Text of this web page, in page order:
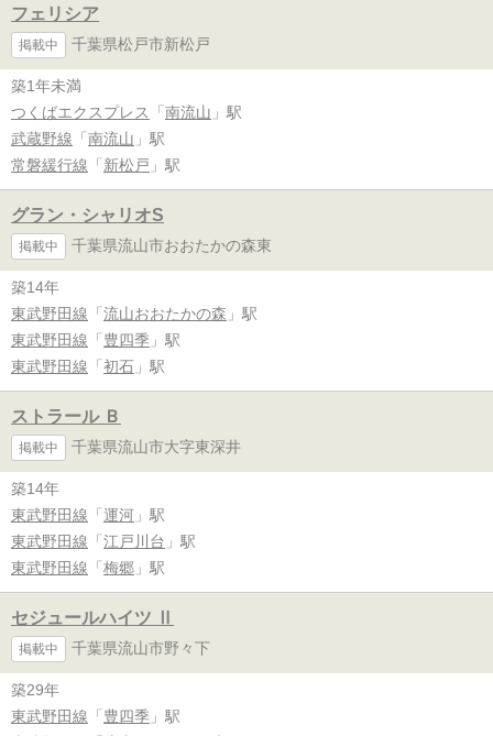
フェリシア
掲載中 千葉県松戸市新松戸
築1年未満
つくばエクスプレス
「 南流山 」駅
武蔵野線 「 南流山 」駅
常磐緩行線 「 新松戸 」駅
グラン・シャリオS
掲載中 千葉県流山市おおたかの森東
築14年
東武野田線 「 流山おおたかの森 」駅
東武野田線 「 豊四季 」駅
東武野田線 「 初石 」駅
ストラール Ｂ
掲載中 千葉県流山市大字東深井
築14年
東武野田線 「 運河 」駅
東武野田線 「 江戸川台 」駅
東武野田線 「 梅郷 」駅
セジュールハイツ Ⅱ
掲載中 千葉県流山市野々下
築29年
東武野田線 「 豊四季 」駅